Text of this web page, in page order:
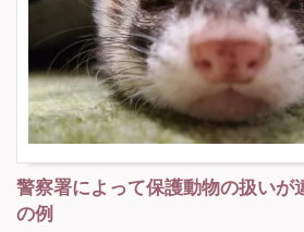
警察署によって保護動物の扱い
の例